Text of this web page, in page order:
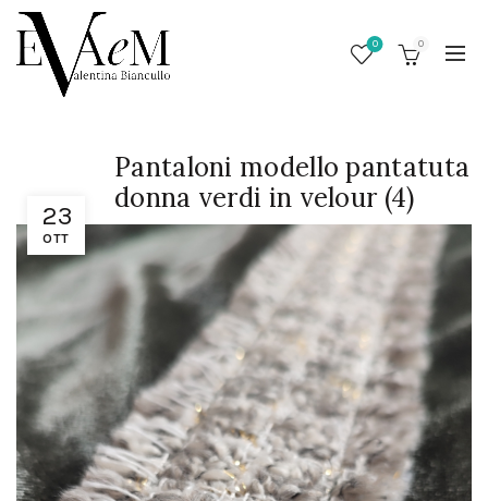
0 0
23
OTT
Pantaloni modello pantatuta
donna verdi in velour (4)